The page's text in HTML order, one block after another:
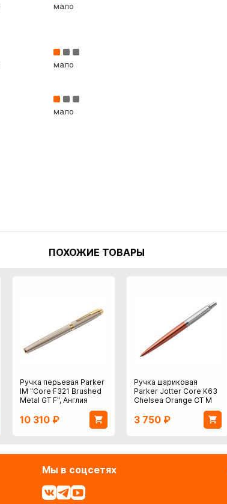
мало
мало
мало
ПОХОЖИЕ ТОВАРЫ
Ручка перьевая Parker
IM "Core F321 Brushed
Metal GT F", Англия
10 310 ₽
Ручка шариковая
Parker Jotter Core K63
Chelsea Orange CT M
3 750 ₽
Мы в соцсетях